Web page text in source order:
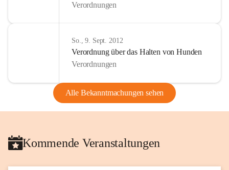
Verordnungen
So., 9. Sept. 2012
Verordnung über das Halten von Hunden
Verordnungen
Alle Bekanntmachungen sehen
Kommende Veranstaltungen